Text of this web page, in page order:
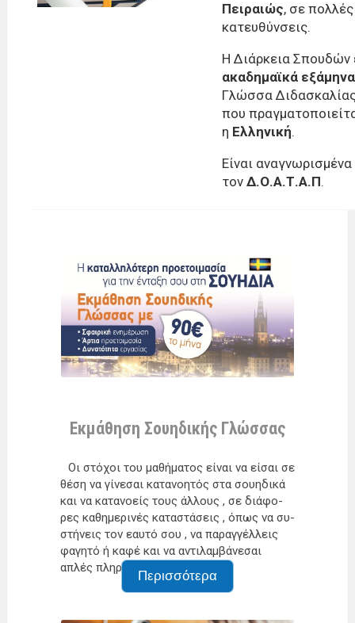
Πειραιώς, σε πολλές
κατευθύνσεις.
Η Διάρκεια Σπουδών
ακαδημαϊκά εξάμηνα
Γλώσσα
που
η Ελληνική.
Είναι
τον Δ.Ο.Α.Τ.Α.Π.
Εκμάθηση Σουηδικής Γλώσσας
Οι στό­χοι του μα­θή­μα­τος εί­ναι να εί­σαι σε
θέση να γί­νε­σαι κα­τα­νοη­τός στα σου­η­δι­κά
και να κα­τα­νο­είς τους άλ­λους , σε διά­φο­
ρες κα­θη­με­ρι­νές κα­τα­στά­σεις , όπως να συ­
στή­νεις τον εαυ­τό σου , να πα­ραγ­γέλ­λεις
φα­γη­τό ή καφέ και να αντι­λαμ­βά­νε­σαι
απλές πλη­ρο­φο­ρί­ες
Περισσότερα